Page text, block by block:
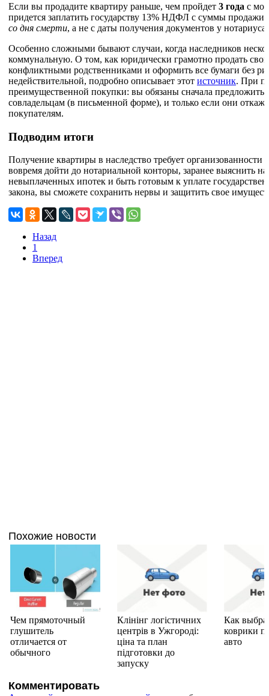
Если вы продадите квартиру раньше, чем пройдет 3 года с
придется заплатить государству 13% НДФЛ с суммы
со дня смерти, а не с даты получения документов у
Особенно сложными бывают случаи, когда наследников
коммунальную. О том, как юридически грамотно продать
конфликтными родственниками и оформить все бумаги без
недействительной, подробно описывает этот источник. При
преимущественной покупки: вы обязаны сначала предложить
совладельцам (в письменной форме), и только если они
покупателям.
Подводим итоги
Получение квартиры в наследство требует
вовремя дойти до нотариальной конторы, заранее выяснить
невыплаченных ипотек и быть готовым к уплате
закона, вы сможете сохранить нервы и защитить свое
Назад
1
Вперед
Похожие новости
Чем прямоточный
глушитель
отличается от
обычного
Клінінг логістичних
центрів в Ужгороді:
ціна та план
підготовки до
запуску
Как
коврики
авто
Комментировать